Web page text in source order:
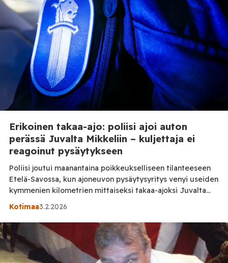
torjunnan puitteeseen. […]
Erikoinen takaa-ajo: poliisi ajoi auton
perässä Juvalta Mikkeliin – kuljettaja ei
reagoinut pysäytykseen
Poliisi joutui maanantaina poikkeukselliseen tilanteeseen
Etelä-Savossa, kun ajoneuvon pysäytysyritys venyi useiden
kymmenien kilometrien mittaiseksi takaa-ajoksi Juvalta
Mikkeliin. Poliisipartio kiinnitti huomiota valtatie 5:llä
suurempi. Kun poliisi yritti pysäyttää ajoneuvon hälytys- ja
pysäytysvaloin, kuljettaja ei kuitenkaan reagoinut
tilanteeseen, vaan jatkoi matkaansa kohti Mikkeliä.
Ajoneuvo kulki useiden kymmenien kilometrien matkan
Kotimaa3.2.2026